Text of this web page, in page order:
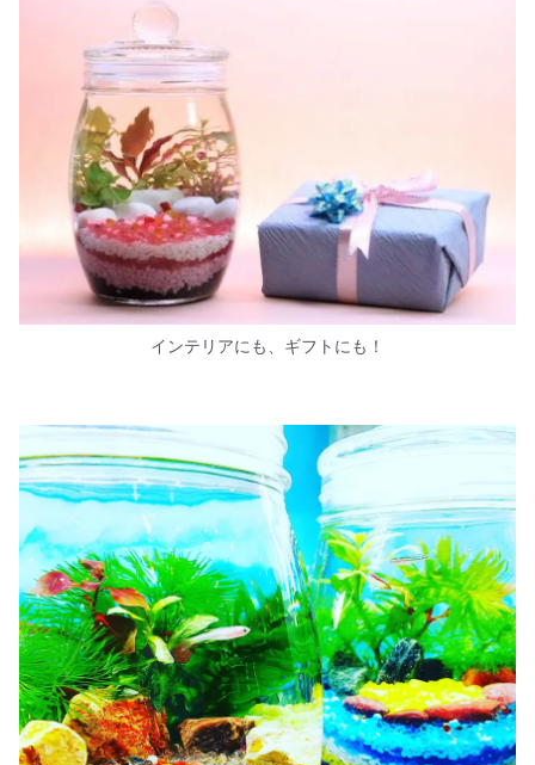
インテリアにも、ギフトにも！